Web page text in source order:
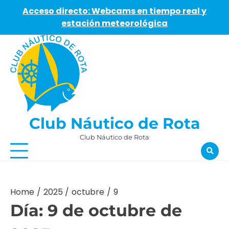
Acceso directo: Webcams en tiempo real y
estación meteorológica
content
Club Náutico de Rota
Club Náutico de Rota
Home 2025 octubre 9
Día: 9 de octubre de